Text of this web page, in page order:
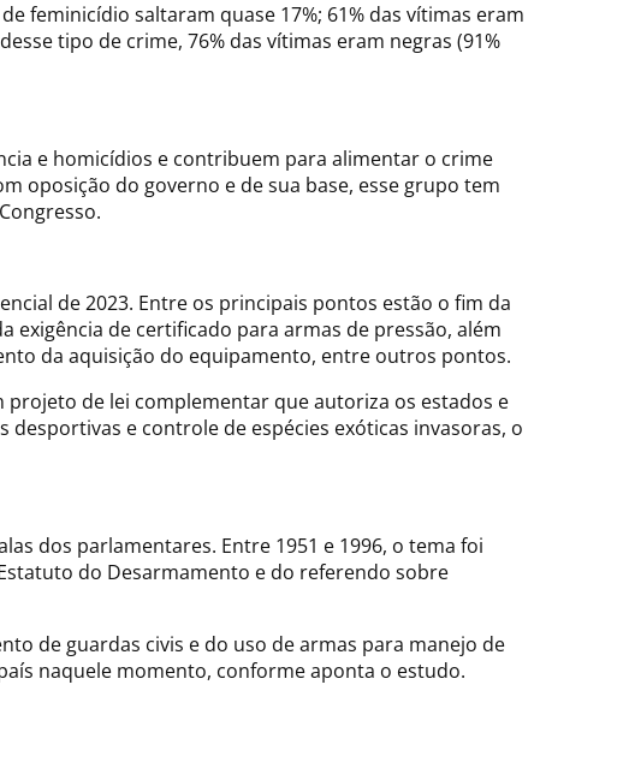
feminicídio saltaram quase 17%; 61% das vítimas eram
tipo de crime, 76% das vítimas eram negras (91%
e homicídios e contribuem para alimentar o crime
oposição do governo e de sua base, esse grupo tem
de 2023. Entre os principais pontos estão o fim da
exigência de certificado para armas de pressão, além
da aquisição do equipamento, entre outros pontos.
projeto de lei complementar que autoriza os estados e
e controle de espécies exóticas invasoras, o
dos parlamentares. Entre 1951 e 1996, o tema foi
do Desarmamento e do referendo sobre
de guardas civis e do uso de armas para manejo de
naquele momento, conforme aponta o estudo.